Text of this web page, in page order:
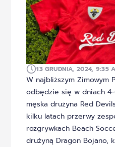
13 GRUDNIA, 2024, 9:35
W najbliższym Zimowym
odbędzie się w dniach
męska drużyna Red
kilku latach przerwy
rozgrywkach Beach
drużyną Dragon Bojano,